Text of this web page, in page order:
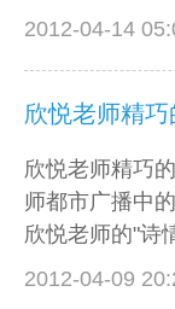
2012-04-14
欣悦老师精巧
师都市广播中
欣悦老师的"诗
2012-04-09